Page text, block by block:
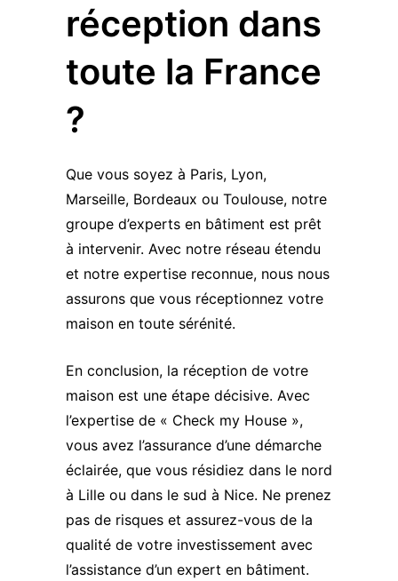
réception dans
toute la France
?
Que vous soyez à Paris, Lyon,
Marseille, Bordeaux ou Toulouse, notre
groupe d’experts en bâtiment est prêt
à intervenir. Avec notre réseau étendu
et notre expertise reconnue, nous nous
assurons que vous réceptionnez votre
maison en toute sérénité.
En conclusion, la réception de votre
maison est une étape décisive. Avec
l’expertise de « Check my House »,
vous avez l’assurance d’une démarche
éclairée, que vous résidiez dans le nord
à Lille ou dans le sud à Nice. Ne prenez
pas de risques et assurez-vous de la
qualité de votre investissement avec
l’assistance d’un expert en bâtiment.